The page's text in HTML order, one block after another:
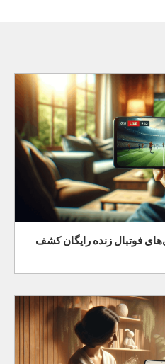
فوتبال زنده رایگان کشف